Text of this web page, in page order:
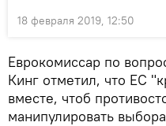
18 февраля 2019, 12:50
Еврокомиссар по
Кинг отметил, что ЕС
вместе, чтоб
манипулировать